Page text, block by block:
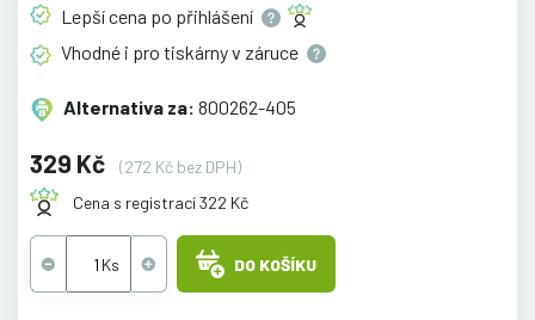
Lepší cena po přihlášení
Vhodné i pro tiskárny v záruce
Alternativa za: 800262-405
329 Kč
(272 Kč bez DPH)
Cena s registrací 322 Kč
DO KOŠÍKU